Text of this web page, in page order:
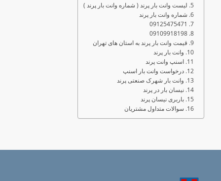
لیست وانت بار پرند ( شماره وانت بار پرند )
شماره وانت بار پرند
09125475471
09109918198
قیمت وانت بار پرند به استان های تهران
وانت بار پرند
اسنپ وانت پرند
درخواست وانت بار اسنپ
وانت بار شهرک صنعتی پرند
نیسان بار در پرند
باربری نیسان پرند
سوالات متداول مشتریان